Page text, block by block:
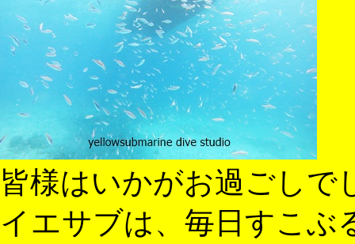
皆様はいかがお過ごしで
イエサブは、毎日すこぶ